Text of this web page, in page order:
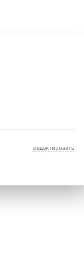
редактировать